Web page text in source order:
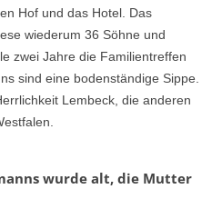
Hof und das Hotel. Das
wiederum 36 Söhne und
zwei Jahre die Familientreffen
sind eine bodenständige Sippe.
Lembeck, die anderen
wurde alt, die Mutter